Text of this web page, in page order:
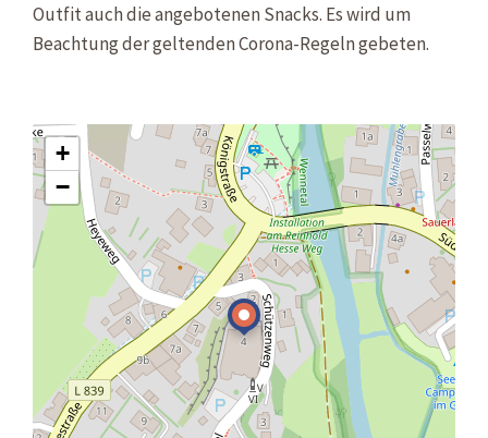
Outfit auch die angebotenen Snacks. Es wird um
Beachtung der geltenden Corona-Regeln gebeten.
+
−